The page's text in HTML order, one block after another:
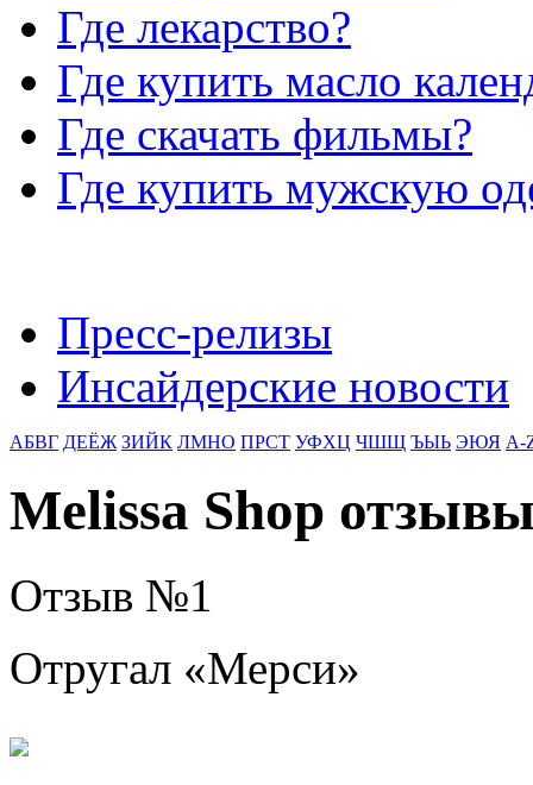
Где лекарство?
Где купить масло
Где скачать фильмы?
Где купить мужскую
Пресс-релизы
Инсайдерские новости
АБВГ ДЕЁЖ ЗИЙК ЛМНО ПРСТ УФХЦ ЧШЩ ЪЫЬ ЭЮЯ A-
Melissa Shop
Отзыв №1
Отругал «Мерси»